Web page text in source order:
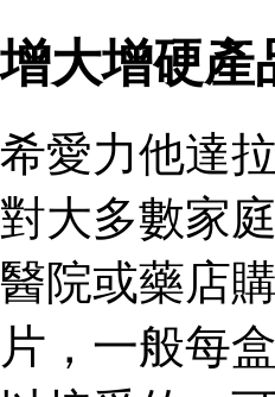
增大增硬產
希愛力他達
對大多數家
醫院或藥店
片，一般每